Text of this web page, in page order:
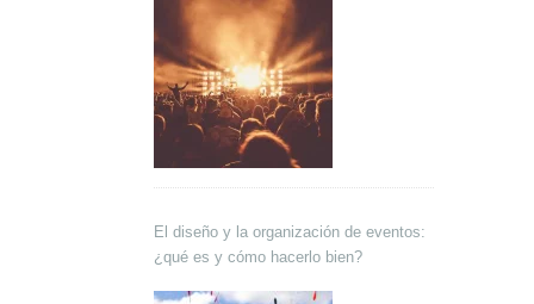
El diseño y la organización de eventos:
¿qué es y cómo hacerlo bien?